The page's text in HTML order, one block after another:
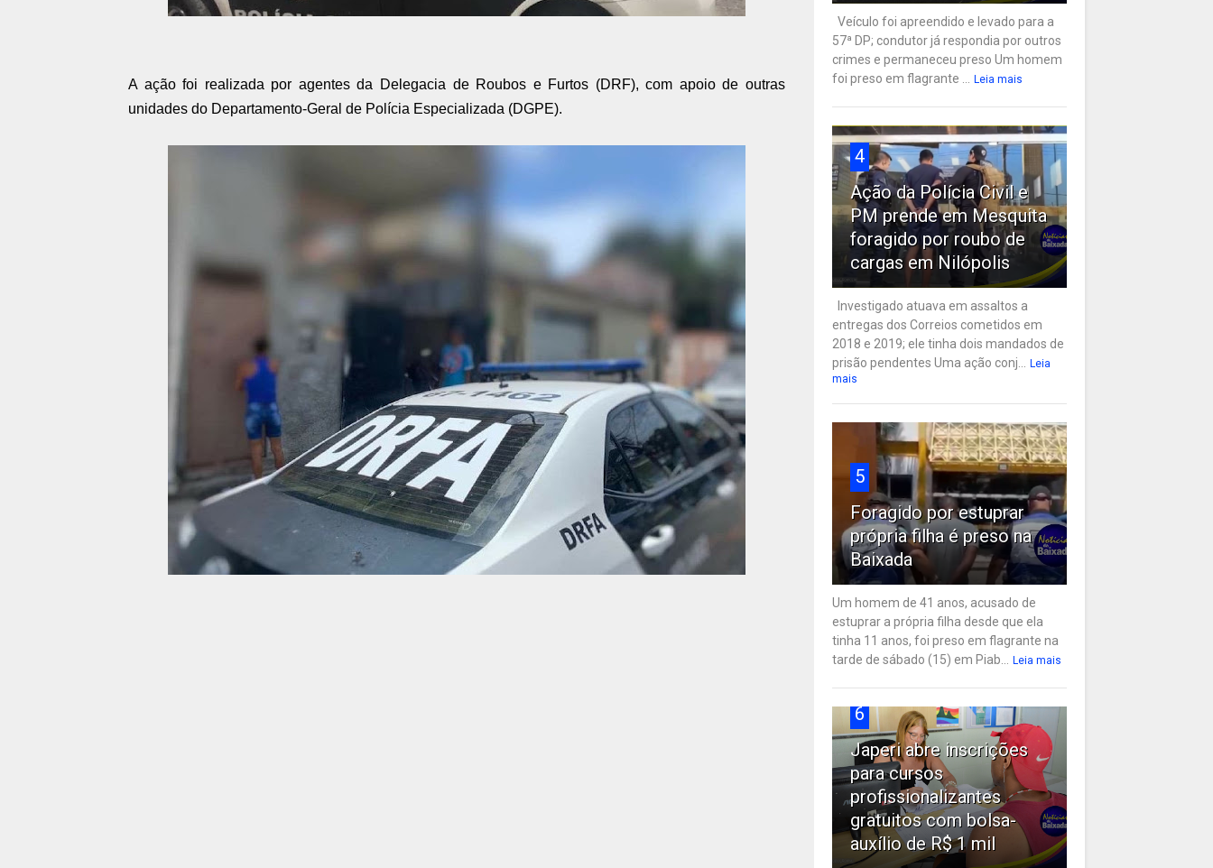
A ação foi realizada por agentes da Delegacia de Roubos e Furtos (DRF), com apoio de outras
unidades do Departamento-Geral de Polícia Especializada (DGPE).
Veículo foi apreendido e levado para a
57ª DP; condutor já respondia por outros
crimes e permaneceu preso Um homem
foi preso em flagrante ... Leia mais
4
Ação da Polícia Civil e
PM prende em Mesquita
foragido por roubo de
cargas em Nilópolis
Investigado atuava em assaltos a
entregas dos Correios cometidos em
2018 e 2019; ele tinha dois mandados de
prisão pendentes Uma ação conj... Leia
mais
5
Foragido por estuprar
própria filha é preso na
Baixada
Um homem de 41 anos, acusado de
estuprar a própria filha desde que ela
tinha 11 anos, foi preso em flagrante na
tarde de sábado (15) em Piab... Leia mais
6
Japeri abre inscrições
para cursos
profissionalizantes
gratuitos com bolsa-
auxílio de R$ 1 mil